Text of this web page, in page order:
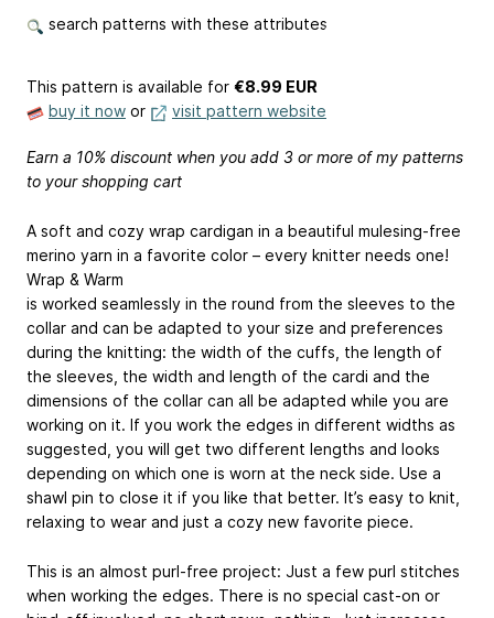
search patterns with these attributes
This pattern is available for €8.99 EUR
buy it now or visit pattern website
Earn a 10% discount when you add 3 or more of my patterns
to your shopping cart
A soft and cozy wrap cardigan in a beautiful mulesing-free
merino yarn in a favorite color – every knitter needs one!
Wrap & Warm
is worked seamlessly in the round from the sleeves to the
collar and can be adapted to your size and preferences
during the knitting: the width of the cuffs, the length of
the sleeves, the width and length of the cardi and the
dimensions of the collar can all be adapted while you are
working on it. If you work the edges in different widths as
suggested, you will get two different lengths and looks
depending on which one is worn at the neck side. Use a
shawl pin to close it if you like that better. It’s easy to knit,
relaxing to wear and just a cozy new favorite piece.
This is an almost purl-free project: Just a few purl stitches
when working the edges. There is no special cast-on or